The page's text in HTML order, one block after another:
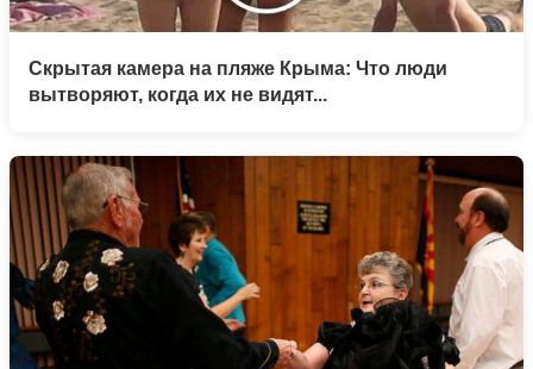
Скрытая камера на пляже Крыма: Что люди
вытворяют, когда их не видят...